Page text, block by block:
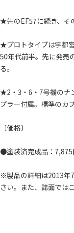
★先のEF57に続き、そ
★プロトタイプは宇都
50年代前半。先に発売
る。
★2・3・6・7号機のナ
プラー付属。標準のカ
〔価格〕
●塗装済完成品：7,875
※製品の詳細は2013年
さい。また、誌面では